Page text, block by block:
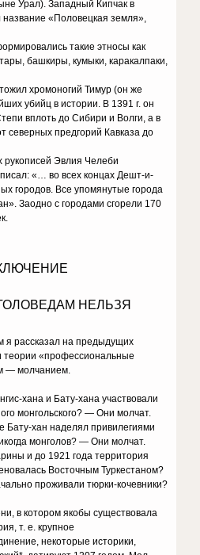
Урал). Западный Кипчак в
название «Половецкая земля»,
такие этносы как
башкиры, кумыки, каракалпаки,
хромоногий Тимур (он же
убийц в истории. В 1391 г. он
вплоть до Сибири и Волги, а в
северных предгорий Кавказа до
рукописей Эвлия Челеби
«… во всех концах Дешт-и-
городов. Все упомянутые города
Заодно с городами сгорели 170
НЕЛЬЗЯ
я рассказал на предыдущих
«профессиональные
— молчанием.
хана и Бату-хана участвовали
монгольского? — Они молчат.
Бату-хан наделял привилегиями
монголов? — Они молчат.
и до 1921 года территория
Восточным Туркестаном?
проживали тюрки-кочевники?
в котором якобы существовала
т. е. крупное
некоторые историки,